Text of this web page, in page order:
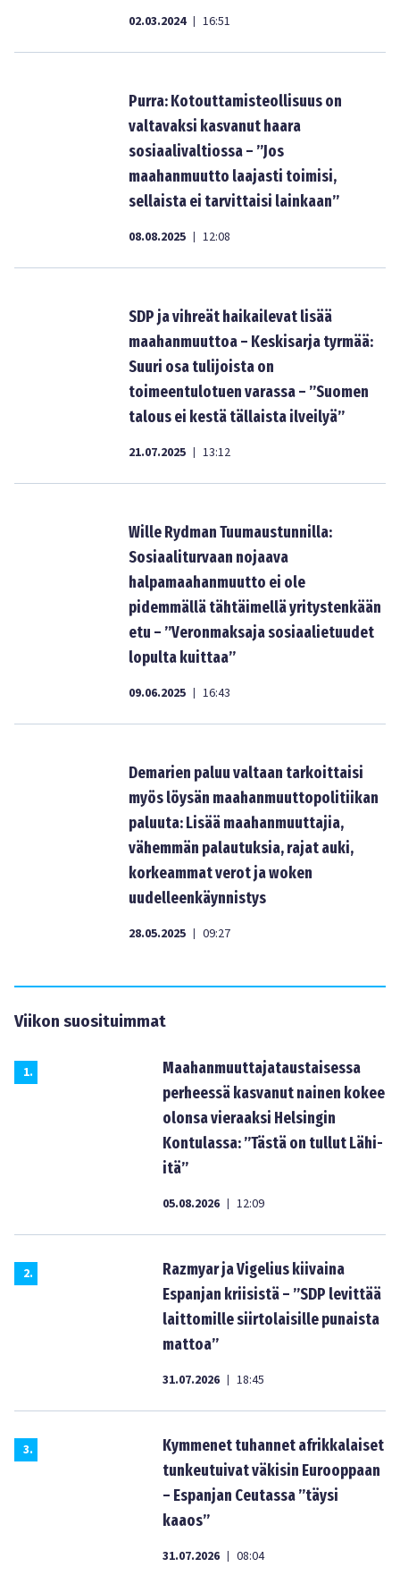
02.03.2024 | 16:51
Purra: Kotouttamisteollisuus on
valtavaksi kasvanut haara
sosiaalivaltiossa – ”Jos
maahanmuutto laajasti toimisi,
sellaista ei tarvittaisi lainkaan”
08.08.2025 | 12:08
SDP ja vihreät haikailevat lisää
maahanmuuttoa – Keskisarja tyrmää:
Suuri osa tulijoista on
toimeentulotuen varassa – ”Suomen
talous ei kestä tällaista ilveilyä”
21.07.2025 | 13:12
Wille Rydman Tuumaustunnilla:
Sosiaaliturvaan nojaava
halpamaahanmuutto ei ole
pidemmällä tähtäimellä yritystenkään
etu – ”Veronmaksaja sosiaalietuudet
lopulta kuittaa”
09.06.2025 | 16:43
Demarien paluu valtaan tarkoittaisi
myös löysän maahanmuuttopolitiikan
paluuta: Lisää maahanmuuttajia,
vähemmän palautuksia, rajat auki,
korkeammat verot ja woken
uudelleenkäynnistys
28.05.2025 | 09:27
Viikon suosituimmat
1.
Maahanmuuttajataustaisessa
perheessä kasvanut nainen kokee
olonsa vieraaksi Helsingin
Kontulassa: ”Tästä on tullut Lähi-
itä”
05.08.2026 | 12:09
2.
Razmyar ja Vigelius kiivaina
Espanjan kriisistä – ”SDP levittää
laittomille siirtolaisille punaista
mattoa”
31.07.2026 | 18:45
3.
Kymmenet tuhannet afrikkalaiset
tunkeutuivat väkisin Eurooppaan
– Espanjan Ceutassa ”täysi
kaaos”
31.07.2026 | 08:04